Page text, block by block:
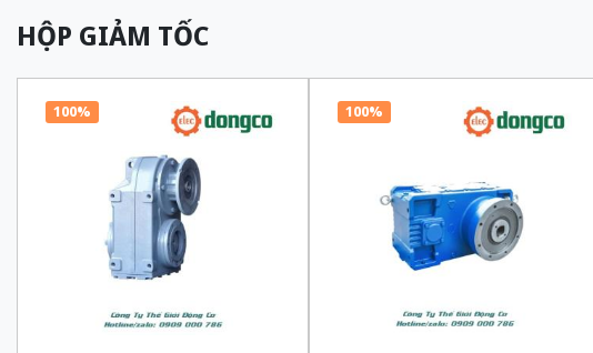
HỘP GIẢM TỐC
100% 100%